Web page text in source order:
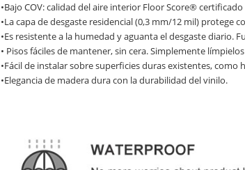
•Bajo COV: calidad del aire interior Floor Score®
•La capa de desgaste residencial (0,3 mm/12 mil) protege
•Es resistente a la humedad y aguanta el desgaste
• Pisos fáciles de mantener, sin cera. Simplemente
•Fácil de instalar sobre superficies duras existentes,
•Elegancia de madera dura con la durabilidad del vinilo.